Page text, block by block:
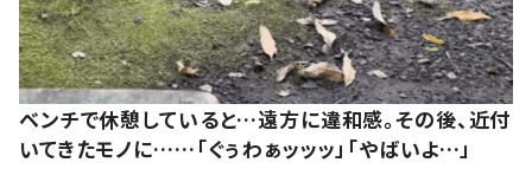
ベンチで休憩していると…遠方に違和感。その後、近付
いてきたモノに……「ぐぅわぁッッッ」「やばいよ…」